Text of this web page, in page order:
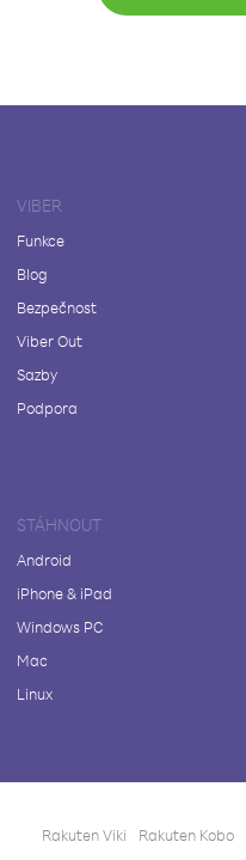
VIBER
Funkce
Blog
Bezpečnost
Viber Out
Sazby
Podpora
STÁHNOUT
Android
iPhone & iPad
Windows PC
Mac
Linux
Rakuten Viki Rakuten Kobo